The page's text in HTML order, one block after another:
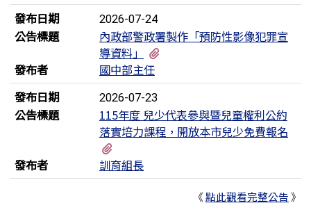
發布日期
2026-07-24
公告標題
內政部警政署製作「預防性影像犯罪宣
導資料」
發布者
國中部主任
發布日期
2026-07-23
公告標題
115年度 兒少代表參與暨兒童權利公約
落實培力課程，開放本市兒少免費報名
發布者
訓育組長
《點此觀看完整公告》